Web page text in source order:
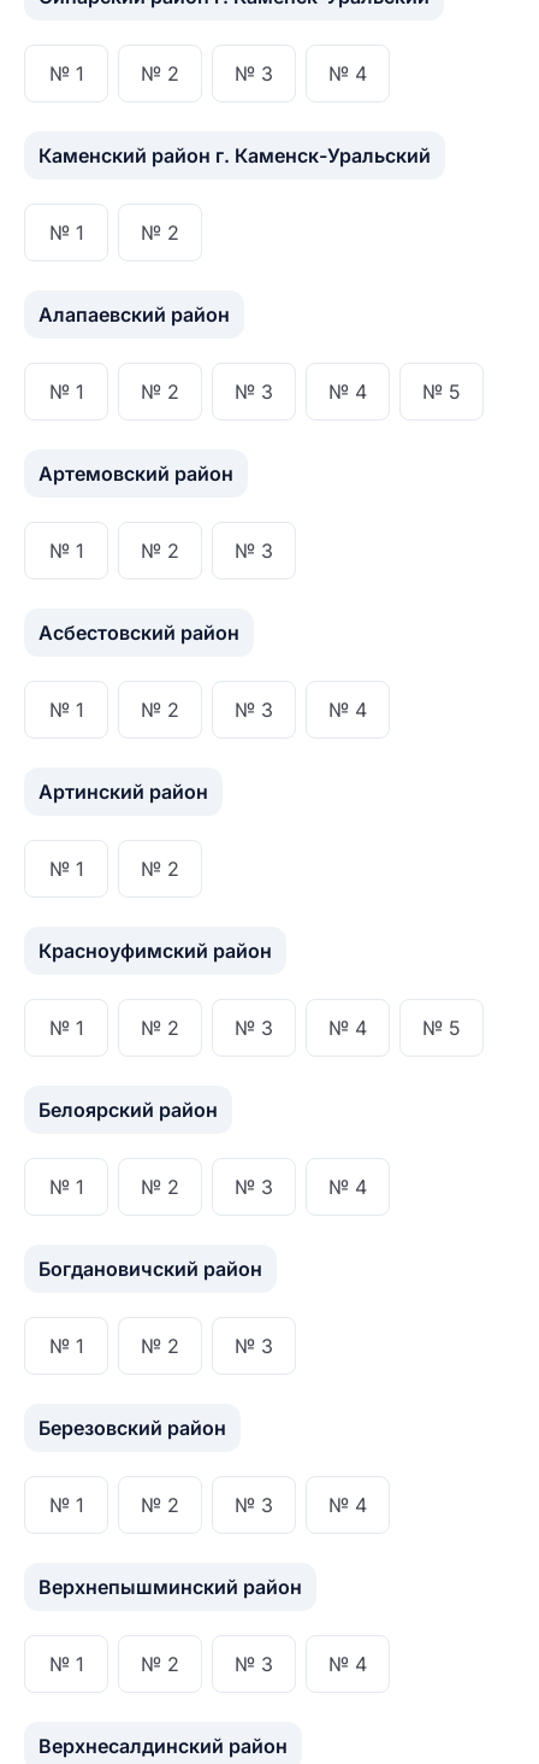
№ 1 № 2 № 3 № 4
Каменский район г. Каменск-Уральский
№ 1 № 2
Алапаевский район
№ 1 № 2 № 3 № 4 № 5
Артемовский район
№ 1 № 2 № 3
Асбестовский район
№ 1 № 2 № 3 № 4
Артинский район
№ 1 № 2
Красноуфимский район
№ 1 № 2 № 3 № 4 № 5
Белоярский район
№ 1 № 2 № 3 № 4
Богдановичский район
№ 1 № 2 № 3
Березовский район
№ 1 № 2 № 3 № 4
Верхнепышминский район
№ 1 № 2 № 3 № 4
Верхнесалдинский район